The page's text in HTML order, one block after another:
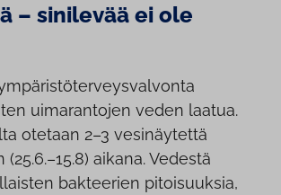
– sinilevää ei ole
uimarantojen veden laatua.
otetaan 2–3 vesinäytettä
aikana. Vedestä
bakteerien pitoisuuksia,